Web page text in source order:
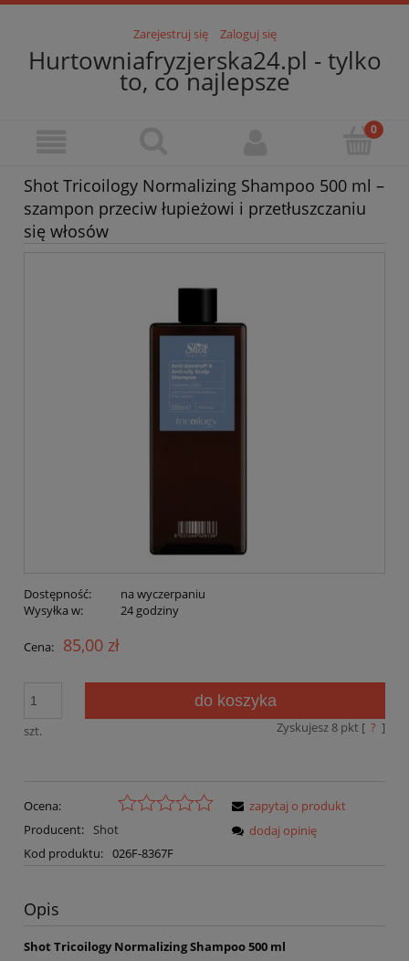
Zarejestruj się Zaloguj się
Hurtowniafryzjerska24.pl - tylko
to, co najlepsze
Shot Tricoilogy Normalizing Shampoo 500 ml –
szampon przeciw łupieżowi i przetłuszczaniu
się włosów
Dostępność:
na wyczerpaniu
Wysyłka w:
24 godziny
Cena: 85,00 zł
szt.
do koszyka
Zyskujesz 8pkt [ ? ]
Ocena:
Producent:
Shot
Kod produktu: 026F-8367F
zapytaj o produkt
dodaj opinię
Opis
Shot Tricoilogy Normalizing Shampoo 500 ml